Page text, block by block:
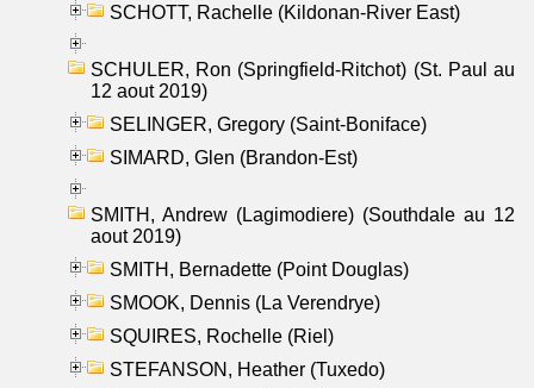
SCHOTT, Rachelle (Kildonan-River East)
SCHULER, Ron (Springfield-Ritchot) (St. Paul au
12 aout 2019)
SELINGER, Gregory (Saint-Boniface)
SIMARD, Glen (Brandon-Est)
SMITH, Andrew (Lagimodiere) (Southdale au 12
aout 2019)
SMITH, Bernadette (Point Douglas)
SMOOK, Dennis (La Verendrye)
SQUIRES, Rochelle (Riel)
STEFANSON, Heather (Tuxedo)